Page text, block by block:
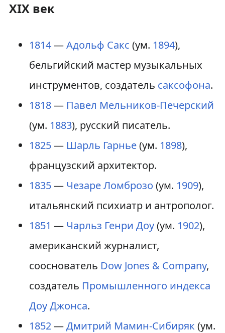
XIX век
1814—Адольф Сакс (ум. 1894),
бельгийский мастер музыкальных
инструментов, создатель саксофона.
1818— Павел Мельников-Печерский
(ум. 1883), русский писатель.
1825— Шарль Гарнье(ум. 1898),
французский архитектор.
1835— Чезаре Ломброзо (ум. 1909),
итальянский психиатр и антрополог.
1851 — Чарльз Генри Доу(ум. 1902),
американский журналист,
сооснователь Dow Jones & Company,
создатель Промышленного индекса
Доу Джонса.
1852—Дмитрий Мамин-Сибиряк (ум.